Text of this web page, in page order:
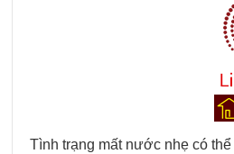
Tình trạng mất nước nhẹ có